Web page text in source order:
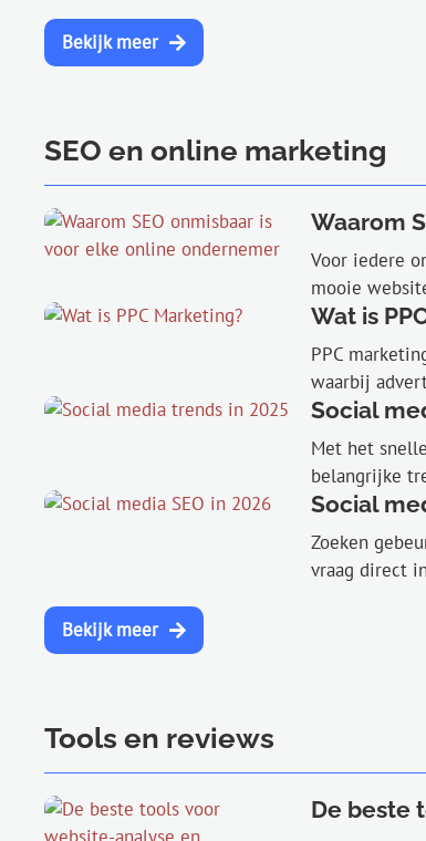
Bekijk meer
SEO en online marketing
Waarom
Voor iedere
mooie
Wat is
PPC
waarbij
Social
Met het
belangrijke
Social
Zoeken
vraag direct
Bekijk meer
Tools en reviews
De beste